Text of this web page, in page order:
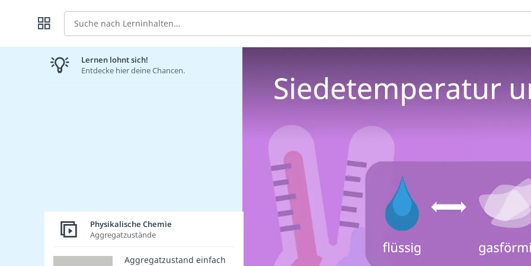
Suche
Lernen lohnt sich!
Entdecke hier deine Chancen.
Physikalische Chemie
Aggregatzustände
Aggregatzustand einfach